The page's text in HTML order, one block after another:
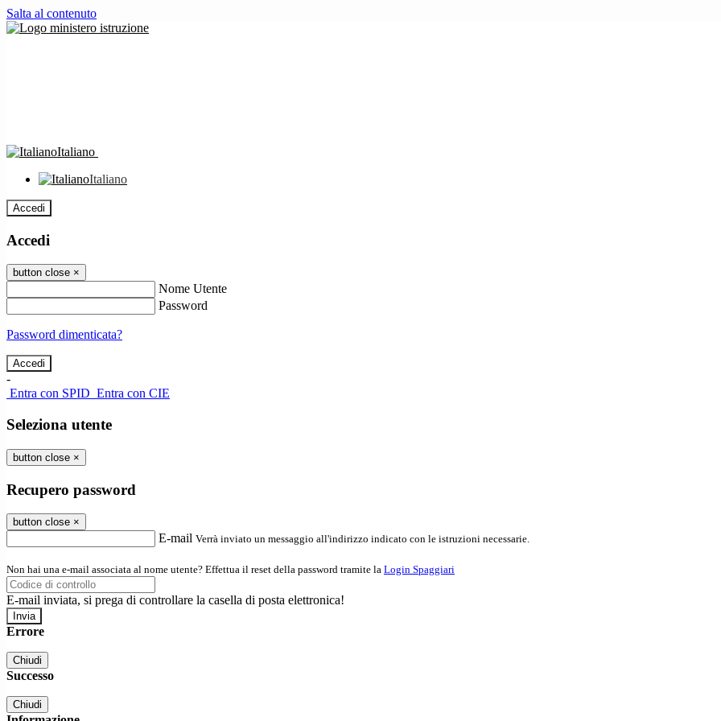
Salta al contenuto
Italiano
Italiano
Accedi
Accedi
button close ×
Nome Utente
Password
Password dimenticata?
-
Entra con SPID Entra con CIE
Seleziona utente
button close ×
Recupero password
button close ×
E-mail Verrà inviato un messaggio all'indirizzo indicato con le istruzioni necessarie.
Non hai una e-mail associata al nome utente? Effettua il reset della password tramite la Login Spaggiari
E-mail inviata, si prega di controllare la casella di posta elettronica!
Errore
Chiudi
Successo
Chiudi